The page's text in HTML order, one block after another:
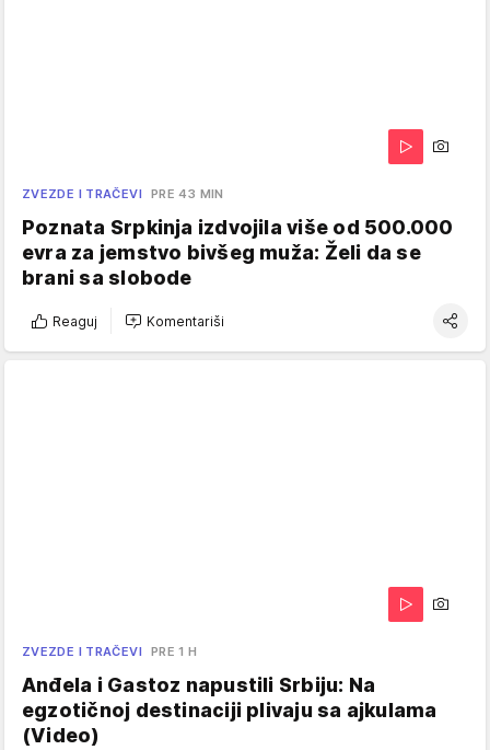
ZVEZDE I TRAČEVI PRE 43 MIN
Poznata Srpkinja izdvojila više od 500.000
evra za jemstvo bivšeg muža: Želi da se
brani sa slobode
Reaguj Komentariši
ZVEZDE I TRAČEVI PRE 1 H
Anđela i Gastoz napustili Srbiju: Na
egzotičnoj destinaciji plivaju sa ajkulama
(Video)